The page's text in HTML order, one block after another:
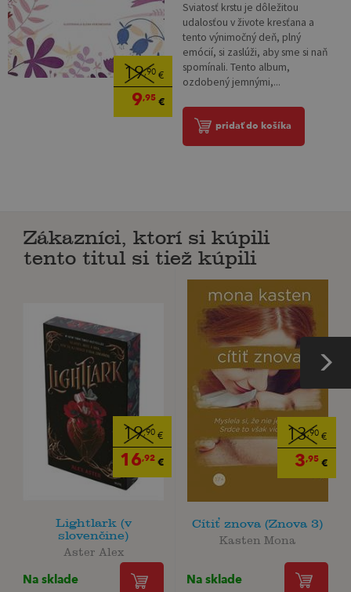
19,90€
9,95€
Sviatosť krstu je dôležitou
udalosťou v živote kresťana a
tento výnimočný deň, plný
emócií, si zaslúži, aby sme si naň
spomínali. Tento album,
ozdobený jemnými,...
pridať do košíka
Zákazníci, ktorí si kúpili
tento titul si tiež kúpili
19,90€
16,92€
Lightlark (v
slovenčine)
Aster Alex
Na sklade
13,90 €
3,95 €
Cítiť znova (Znova 3)
Kasten Mona
Na sklade